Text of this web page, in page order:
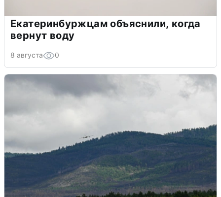
Екатеринбуржцам объяснили, когда
вернут воду
8 августа 0